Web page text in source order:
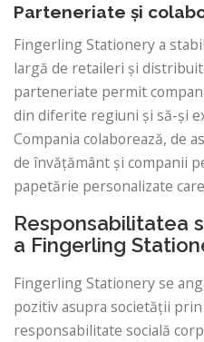
Parteneriate și
Fingerling Stationery a
largă de retaileri și
parteneriate permit
din diferite regiuni și să-și
Compania colaborează, de
de învățământ și companii
papetărie personalizate
Responsabilitatea
a Fingerling
Fingerling Stationery se
pozitiv asupra societății
responsabilitate socială